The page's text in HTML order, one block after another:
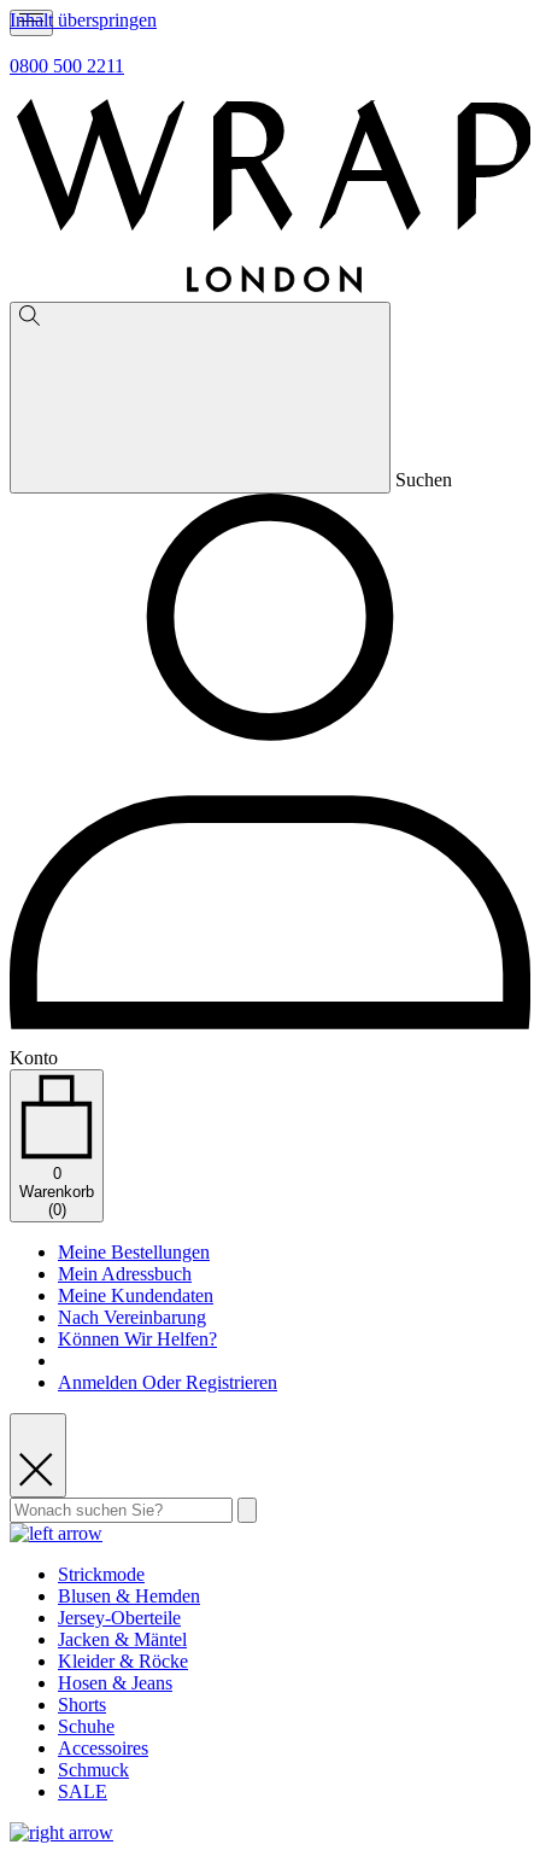
Inhalt überspringen
0800 500 2211
Suchen
Konto
0
Warenkorb
(0)
Meine Bestellungen
Mein Adressbuch
Meine Kundendaten
Nach Vereinbarung
Können Wir Helfen?
Anmelden Oder Registrieren
Strickmode
Blusen & Hemden
Jersey-Oberteile
Jacken & Mäntel
Kleider & Röcke
Hosen & Jeans
Shorts
Schuhe
Accessoires
Schmuck
SALE